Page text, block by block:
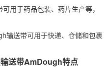
用于药品包装、药片生产等，
输送带可用于快递、仓储和包裹
送带AmDough特点